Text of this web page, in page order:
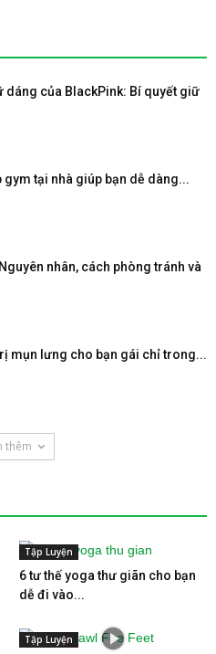
dáng của BlackPink: Bí quyết giữ
gym tại nhà giúp bạn dễ dàng...
nhân, cách phòng tránh và
mụn lưng cho bạn gái chỉ trong...
thêm
Tập Luyện
6 tư thế yoga thư giãn cho bạn
dễ đi vào...
Tập Luyện